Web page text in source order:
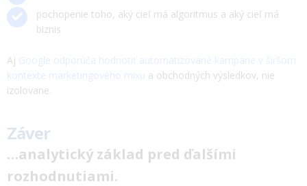
pochopenie toho, aký cieľ má algoritmus a aký cieľ má
biznis
Aj Google odporúča hodnotiť automatizované kampane v širšom
kontexte marketingového mixu a obchodných výsledkov, nie
izolovane.
Záver
…analytický základ pred ďalšími
rozhodnutiami.